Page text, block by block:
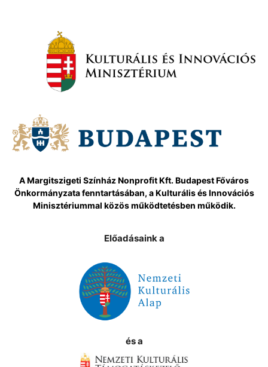
A Margitszigeti Színház Nonprofit Kft. Budapest Főváros
Önkormányzata fenntartásában, a Kulturális és Innovációs
Minisztériummal közös működtetésben működik.
Előadásaink a
és a